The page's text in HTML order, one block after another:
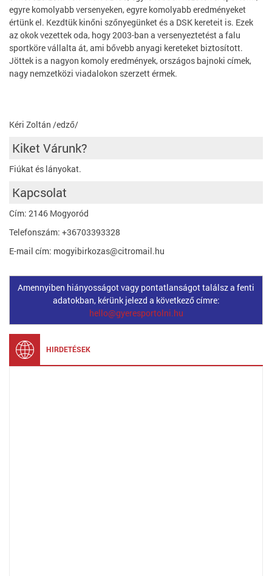
egyre komolyabb versenyeken, egyre komolyabb eredményeket
értünk el. Kezdtük kinőni szőnyegünket és a DSK kereteit is. Ezek
az okok vezettek oda, hogy 2003-ban a versenyeztetést a falu
sportköre vállalta át, ami bővebb anyagi kereteket biztosított.
Jöttek is a nagyon komoly eredmények, országos bajnoki címek,
nagy nemzetközi viadalokon szerzett érmek.
Kéri Zoltán /edző/
Kiket Várunk?
Fiúkat és lányokat.
Kapcsolat
Cím: 2146 Mogyoród
Telefonszám: +36703393328
E-mail cím: mogyibirkozas@citromail.hu
Amennyiben hiányosságot vagy pontatlanságot találsz a fenti
adatokban, kérünk jelezd a következő címre:
hello@gyeresportolni.hu
HIRDETÉSEK